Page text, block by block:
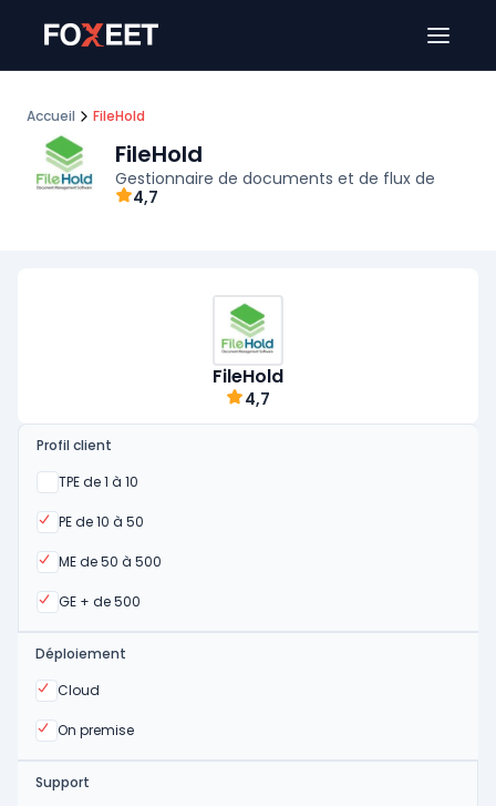
Accueil FileHold
FileHold
Gestionnaire de documents et de flux de
4,7
FileHold
4,7
Profil client
TPE de 1 à 10
Oui
PE de 10 à 50
Oui
ME de 50 à 500
Oui
GE + de 500
Oui
Déploiement
Cloud
Oui
On premise
Oui
Support